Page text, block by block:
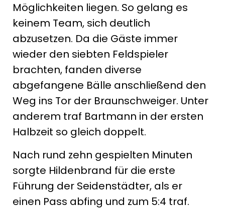
Möglichkeiten liegen. So gelang es
keinem Team, sich deutlich
abzusetzen. Da die Gäste immer
wieder den siebten Feldspieler
brachten, fanden diverse
abgefangene Bälle anschließend den
Weg ins Tor der Braunschweiger. Unter
anderem traf Bartmann in der ersten
Halbzeit so gleich doppelt.
Nach rund zehn gespielten Minuten
sorgte Hildenbrand für die erste
Führung der Seidenstädter, als er
einen Pass abfing und zum 5:4 traf.